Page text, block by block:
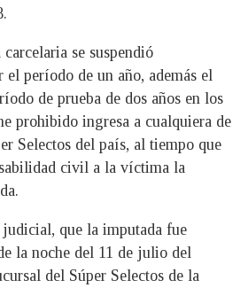
se suspendió
período de un año, además el
de prueba de dos años en los
prohibido ingresa a cualquiera de
Selectos del país, al tiempo que
civil a la víctima la
judicial, que la imputada fue
la noche del 11 de julio del
del Súper Selectos de la